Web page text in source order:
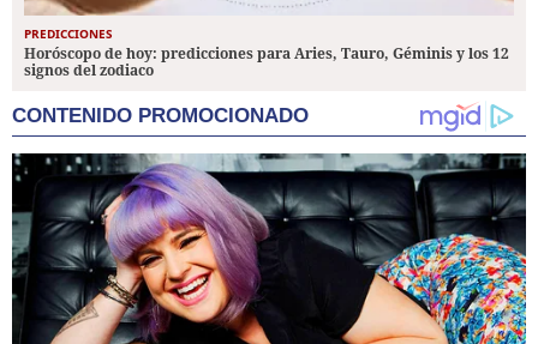
PREDICCIONES
Horóscopo de hoy: predicciones para Aries, Tauro, Géminis y los 12
signos del zodiaco
CONTENIDO PROMOCIONADO